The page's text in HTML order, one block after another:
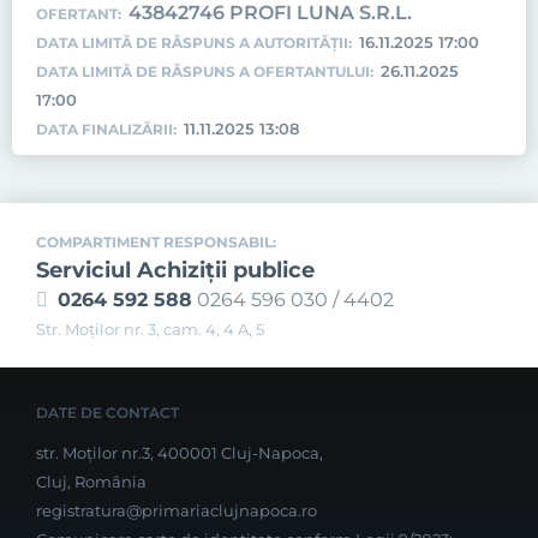
OFERTANT: 43842746 PROFI LUNA S.R.L.
DATA LIMITĂ DE RĂSPUNS A AUTORITĂȚII: 16.11.2025 17:00
DATA LIMITĂ DE RĂSPUNS A OFERTANTULUI: 26.11.2025
17:00
DATA FINALIZĂRII: 11.11.2025 13:08
COMPARTIMENT RESPONSABIL:
Serviciul Achiziţii publice
0264 592 588 0264 596 030 / 4402
Str. Moţilor nr. 3, cam. 4, 4 A, 5
DATE DE CONTACT
str. Moților nr.3, 400001 Cluj-Napoca,
Cluj, România
registratura@primariaclujnapoca.ro